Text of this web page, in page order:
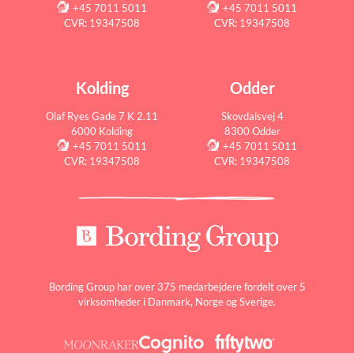
+45 7011 5011
CVR: 19347508
+45 7011 5011
CVR: 19347508
Kolding
Olaf Ryes Gade 7 K 2.11
6000 Kolding
+45 7011 5011
CVR: 19347508
Odder
Skovdalsvej 4
8300 Odder
+45 7011 5011
CVR: 19347508
Bording Group har over 375 medarbejdere fordelt over 5
virksomheder i Danmark, Norge og Sverige.